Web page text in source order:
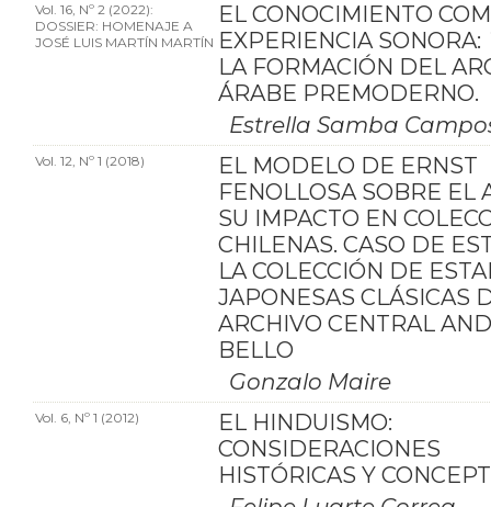
Vol. 16, Nº 2 (2022):
DOSSIER: HOMENAJE A
JOSÉ LUIS MARTÍN MARTÍN
EL CONOCIMIENTO
EXPERIENCIA SONORA:
LA FORMACIÓN DEL
ÁRABE PREMODERNO.
Estrella Samba
Vol. 12, Nº 1 (2018)
EL MODELO DE ERNST
FENOLLOSA SOBRE EL
SU IMPACTO EN
CHILENAS. CASO DE
LA COLECCIÓN DE
JAPONESAS CLÁSICAS
ARCHIVO CENTRAL
BELLO
Gonzalo Maire
Vol. 6, Nº 1 (2012)
EL HINDUISMO:
CONSIDERACIONES
HISTÓRICAS Y